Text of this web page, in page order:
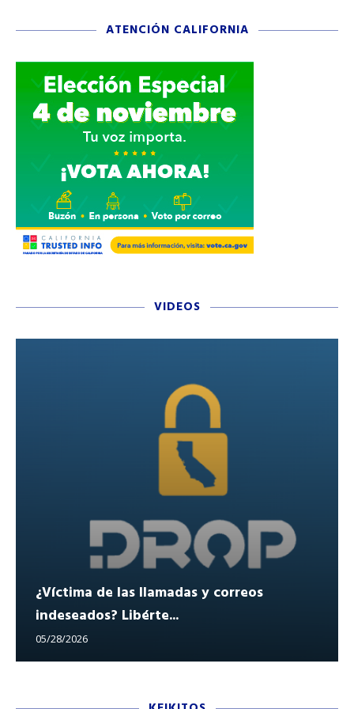
ATENCIÓN CALIFORNIA
VIDEOS
¿Víctima de las llamadas y correos
indeseados? Libérte...
05/28/2026